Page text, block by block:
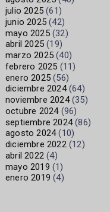
julio 2025 (61)
junio 2025 (42)
mayo 2025(32)
abril 2025 (19)
marzo 2025 (40)
febrero 2025 (11)
enero 2025 (56)
diciembre 2024(64)
noviembre 2024(35)
octubre 2024(96)
septiembre 2024(86)
agosto 2024(10)
diciembre 2022(12)
abril 2022 (4)
mayo 2019 (1)
enero 2019 (4)